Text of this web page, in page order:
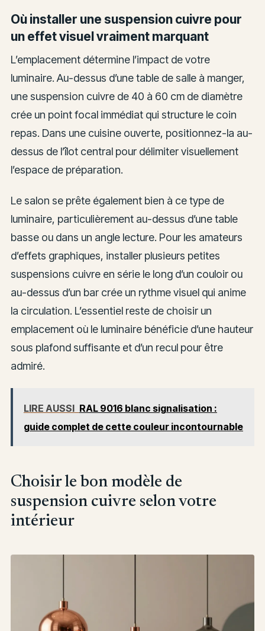
Où installer une suspension cuivre pour
un effet visuel vraiment marquant
L’emplacement détermine l’impact de votre
luminaire. Au-dessus d’une table de salle à manger,
une suspension cuivre de 40 à 60 cm de diamètre
crée un point focal immédiat qui structure le coin
repas. Dans une cuisine ouverte, positionnez-la au-
dessus de l’îlot central pour délimiter visuellement
l’espace de préparation.
Le salon se prête également bien à ce type de
luminaire, particulièrement au-dessus d’une table
basse ou dans un angle lecture. Pour les amateurs
d’effets graphiques, installer plusieurs petites
suspensions cuivre en série le long d’un couloir ou
au-dessus d’un bar crée un rythme visuel qui anime
la circulation. L’essentiel reste de choisir un
emplacement où le luminaire bénéficie d’une hauteur
sous plafond suffisante et d’un recul pour être
admiré.
LIRE AUSSI RAL 9016 blanc signalisation :
guide complet de cette couleur incontournable
Choisir le bon modèle de
suspension cuivre selon votre
intérieur